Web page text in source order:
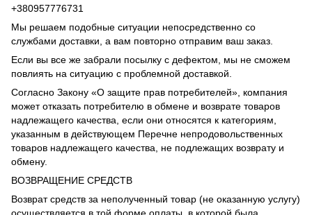
+380957776731
Мы решаем подобные ситуации непосредственно со
службами доставки, а вам повторно отправим ваш заказ.
Если вы все же забрали посылку с дефектом, мы не сможем
повлиять на ситуацию с проблемной доставкой.
Согласно Закону «О защите прав потребителей», компания
может отказать потребителю в обмене и возврате товаров
надлежащего качества, если они относятся к категориям,
указанным в действующем Перечне непродовольственных
товаров надлежащего качества, не подлежащих возврату и
обмену.
ВОЗВРАЩЕНИЕ СРЕДСТВ
Возврат средств за неполученный товар (не оказанную услугу)
осуществляется в той форме оплаты, в которой была